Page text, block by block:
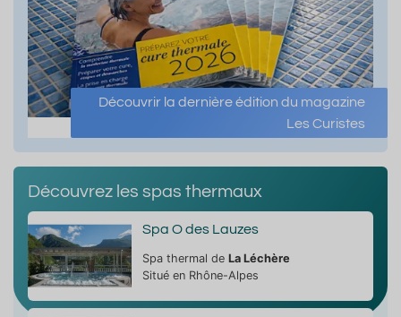
Découvrir la dernière édition du magazine
Les Curistes
Découvrez les spas thermaux
Spa O des Lauzes
Spa thermal de La Léchère
Situé en Rhône-Alpes